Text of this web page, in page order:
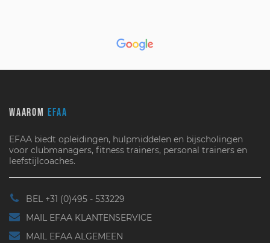
WAAROM EFAA
EFAA biedt opleidingen, hulpmiddelen en bijscholingen
voor clubmanagers, fitness trainers, personal trainers en
leefstijlcoaches.
BEL +31 (0)495 - 533229
MAIL EFAA KLANTENSERVICE
MAIL EFAA ALGEMEEN